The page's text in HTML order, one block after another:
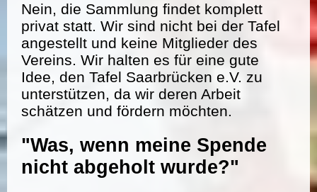
Nein, die Sammlung findet komplett
privat statt. Wir sind nicht bei der Tafel
angestellt und keine Mitglieder des
Vereins. Wir halten es für eine gute
Idee, den Tafel Saarbrücken e.V. zu
unterstützen, da wir deren Arbeit
schätzen und fördern möchten.
"Was, wenn meine Spende
nicht abgeholt wurde?"